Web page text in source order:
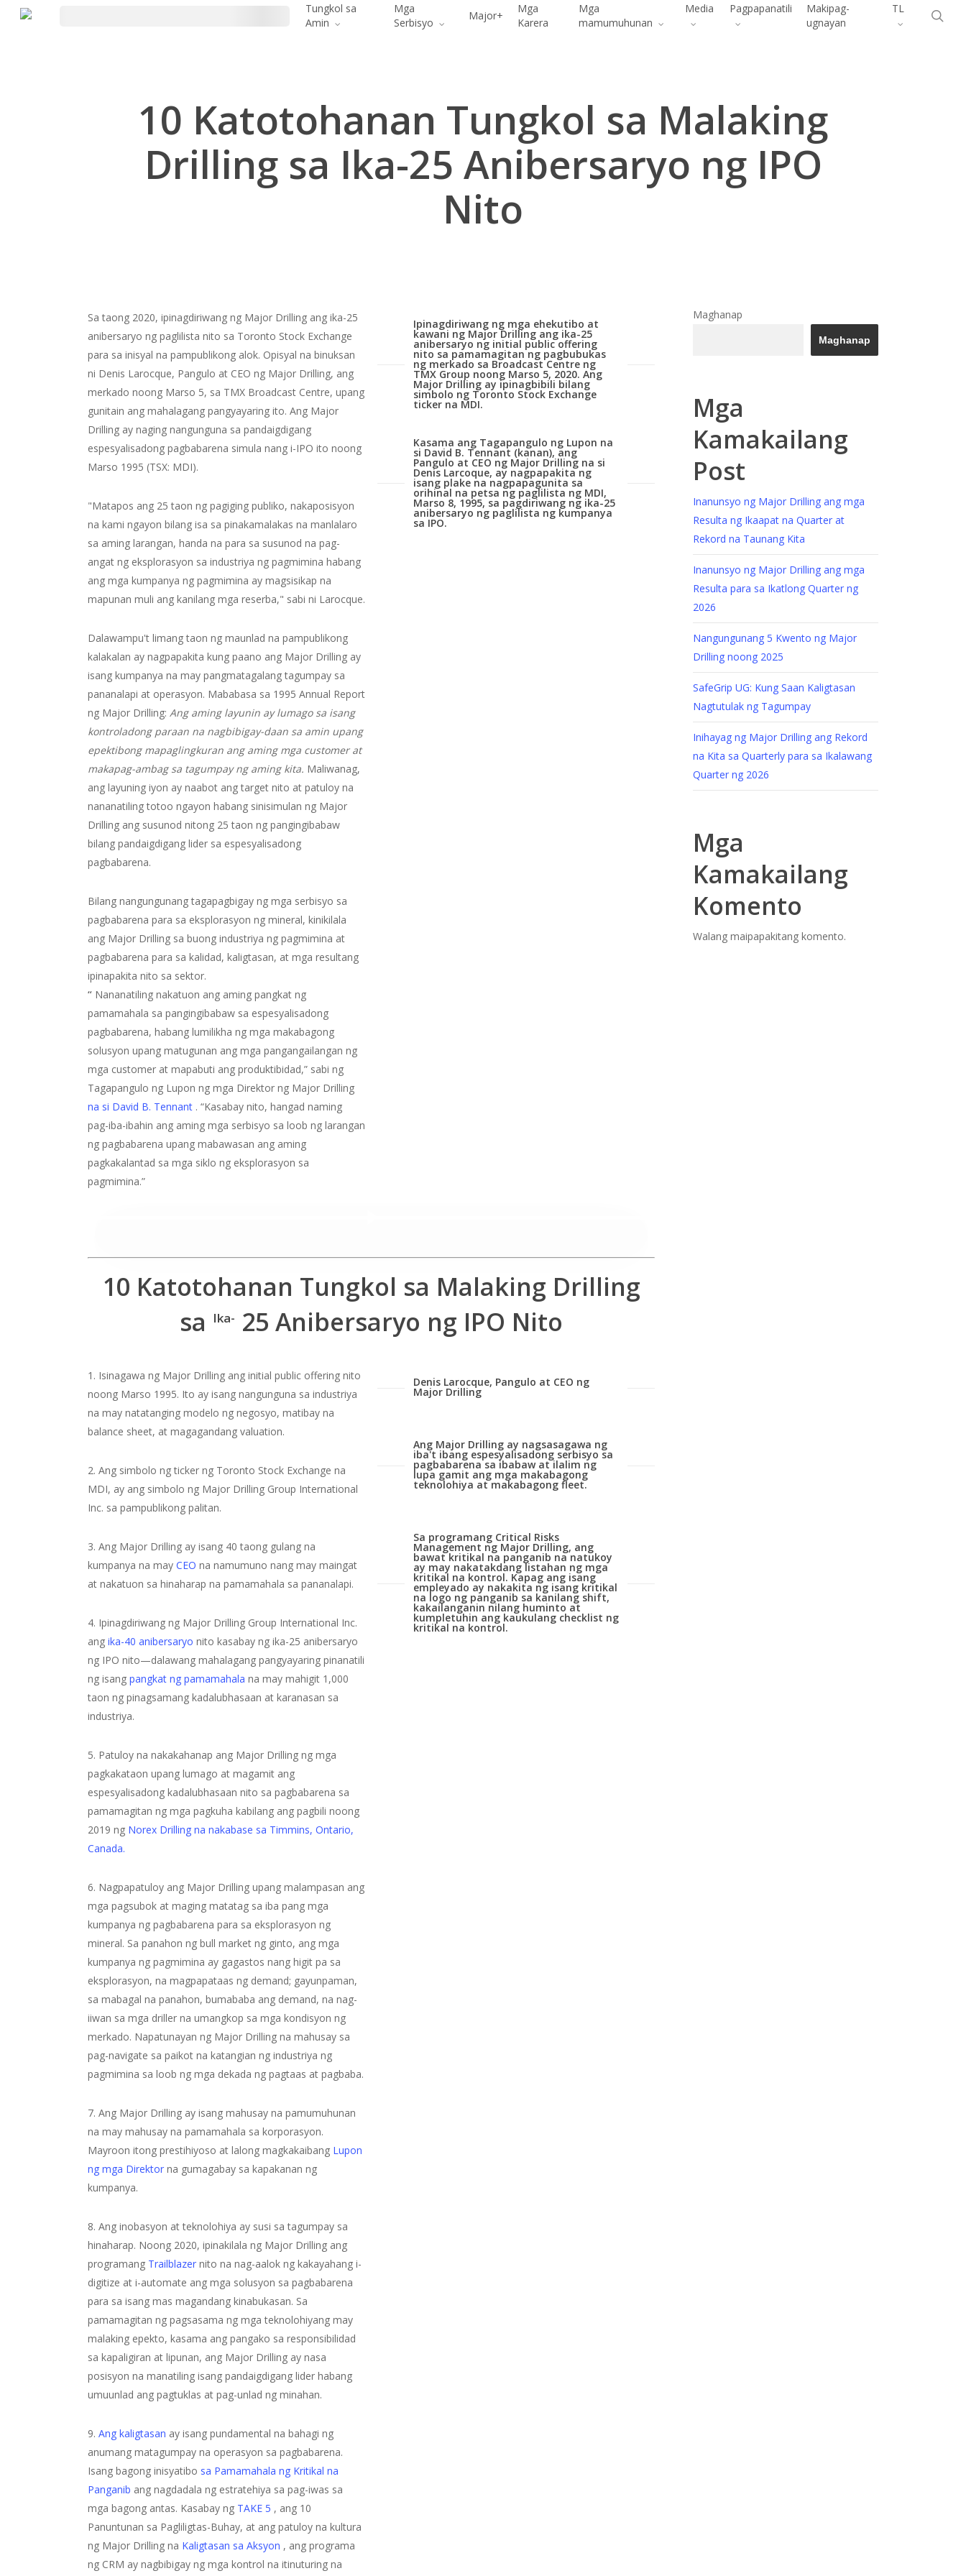
Laktawan
Tungkol sa
Amin
Mga
Serbisyo
Major+
Mga
Karera
Mga
mamumuhunan
Media Pagpapanatili
Makipag-
ugnayan
TL
10 Katotohanan Tungkol sa Malaking
Drilling sa Ika-25 Anibersaryo ng IPO
Nito
Sa taong 2020, ipinagdiriwang ng Major Drilling ang ika-25
anibersaryo ng paglilista nito sa Toronto Stock Exchange
para sa inisyal na pampublikong alok. Opisyal na binuksan
ni Denis Larocque, Pangulo at CEO ng Major Drilling, ang
merkado noong Marso 5, sa TMX Broadcast Centre, upang
gunitain ang mahalagang pangyayaring ito. Ang Major
Drilling ay naging nangunguna sa pandaigdigang
espesyalisadong pagbabarena simula nang i-IPO ito noong
Marso 1995 (TSX: MDI).
"Matapos ang 25 taon ng pagiging publiko, nakaposisyon
na kami ngayon bilang isa sa pinakamalakas na manlalaro
sa aming larangan, handa na para sa susunod na pag-
angat ng eksplorasyon sa industriya ng pagmimina habang
ang mga kumpanya ng pagmimina ay magsisikap na
mapunan muli ang kanilang mga reserba," sabi ni Larocque.
Dalawampu't limang taon ng maunlad na pampublikong
kalakalan ay nagpapakita kung paano ang Major Drilling ay
isang kumpanya na may pangmatagalang tagumpay sa
pananalapi at operasyon. Mababasa sa 1995 Annual Report
ng Major Drilling: Ang aming layunin ay lumago sa isang
kontroladong paraan na nagbibigay-daan sa amin upang
epektibong mapaglingkuran ang aming mga customer at
makapag-ambag sa tagumpay ng aming kita. Maliwanag,
ang layuning iyon ay naabot ang target nito at patuloy na
nananatiling totoo ngayon habang sinisimulan ng Major
Drilling ang susunod nitong 25 taon ng pangingibabaw
bilang pandaigdigang lider sa espesyalisadong
pagbabarena.
Bilang nangungunang tagapagbigay ng mga serbisyo sa
pagbabarena para sa eksplorasyon ng mineral, kinikilala
ang Major Drilling sa buong industriya ng pagmimina at
pagbabarena para sa kalidad, kaligtasan, at mga resultang
ipinapakita nito sa sektor.
“ Nananatiling nakatuon ang aming pangkat ng
pamamahala sa pangingibabaw sa espesyalisadong
pagbabarena, habang lumilikha ng mga makabagong
solusyon upang matugunan ang mga pangangailangan ng
mga customer at mapabuti ang produktibidad,” sabi ng
Tagapangulo ng Lupon ng mga Direktor ng Major Drilling
na si David B. Tennant . “Kasabay nito, hangad naming
pag-iba-ibahin ang aming mga serbisyo sa loob ng larangan
ng pagbabarena upang mabawasan ang aming
pagkakalantad sa mga siklo ng eksplorasyon sa
pagmimina.”
Ipinagdiriwang ng mga ehekutibo at
kawani ng Major Drilling ang ika-25
anibersaryo ng initial public offering
nito sa pamamagitan ng pagbubukas
ng merkado sa Broadcast Centre ng
TMX Group noong Marso 5, 2020. Ang
Major Drilling ay ipinagbibili bilang
simbolo ng Toronto Stock Exchange
ticker na MDI.
Kasama ang Tagapangulo ng Lupon na
si David B. Tennant (kanan), ang
Pangulo at CEO ng Major Drilling na si
Denis Larcoque, ay nagpapakita ng
isang plake na nagpapagunita sa
orihinal na petsa ng paglilista ng MDI,
Marso 8, 1995, sa pagdiriwang ng ika-25
anibersaryo ng paglilista ng kumpanya
sa IPO.
10 Katotohanan Tungkol sa Malaking Drilling
sa
Ika- 25 Anibersaryo ng IPO Nito
1. Isinagawa ng Major Drilling ang initial public offering nito
noong Marso 1995. Ito ay isang nangunguna sa industriya
na may natatanging modelo ng negosyo, matibay na
balance sheet, at magagandang valuation.
2. Ang simbolo ng ticker ng Toronto Stock Exchange na
MDI, ay ang simbolo ng Major Drilling Group International
Inc. sa pampublikong palitan.
3. Ang Major Drilling ay isang 40 taong gulang na
kumpanya na mayCEO na namumuno nang may maingat
at nakatuon sa hinaharap na pamamahala sa pananalapi.
4. Ipinagdiriwang ng Major Drilling Group International Inc.
angika-40 anibersaryo nito kasabay ng ika-25 anibersaryo
ng IPO nito—dalawang mahalagang pangyayaring pinanatili
ng isangpangkat ng pamamahala na may mahigit 1,000
taon ng pinagsamang kadalubhasaan at karanasan sa
industriya.
5. Patuloy na nakakahanap ang Major Drilling ng mga
pagkakataon upang lumago at magamit ang
espesyalisadong kadalubhasaan nito sa pagbabarena sa
pamamagitan ng mga pagkuha kabilang ang pagbili noong
2019 ng Norex Drilling na nakabase sa Timmins, Ontario,
Canada.
6. Nagpapatuloy ang Major Drilling upang malampasan ang
mga pagsubok at maging matatag sa iba pang mga
kumpanya ng pagbabarena para sa eksplorasyon ng
mineral. Sa panahon ng bull market ng ginto, ang mga
kumpanya ng pagmimina ay gagastos nang higit pa sa
eksplorasyon, na magpapataas ng demand; gayunpaman,
sa mabagal na panahon, bumababa ang demand, na nag-
iiwan sa mga driller na umangkop sa mga kondisyon ng
merkado. Napatunayan ng Major Drilling na mahusay sa
pag-navigate sa paikot na katangian ng industriya ng
pagmimina sa loob ng mga dekada ng pagtaas at pagbaba.
7. Ang Major Drilling ay isang mahusay na pamumuhunan
na may mahusay na pamamahala sa korporasyon.
Mayroon itong prestihiyoso at lalong magkakaibang Lupon
ng mga Direktor na gumagabay sa kapakanan ng
kumpanya.
8. Ang inobasyon at teknolohiya ay susi sa tagumpay sa
hinaharap. Noong 2020, ipinakilala ng Major Drilling ang
programang Trailblazer nito na nag-aalok ng kakayahang i-
digitize at i-automate ang mga solusyon sa pagbabarena
para sa isang mas magandang kinabukasan. Sa
pamamagitan ng pagsasama ng mga teknolohiyang may
malaking epekto, kasama ang pangako sa responsibilidad
sa kapaligiran at lipunan, ang Major Drilling ay nasa
posisyon na manatiling isang pandaigdigang lider habang
umuunlad ang pagtuklas at pag-unlad ng minahan.
9.Ang kaligtasan ay isang pundamental na bahagi ng
anumang matagumpay na operasyon sa pagbabarena.
Isang bagong inisyatibo sa Pamamahala ng Kritikal na
Panganib ang nagdadala ng estratehiya sa pag-iwas sa
mga bagong antas. Kasabay ng TAKE 5 , ang 10
Panuntunan sa Pagliligtas-Buhay, at ang patuloy na kultura
ng Major Drilling na Kaligtasan sa Aksyon , ang programa
ng CRM ay nagbibigay ng mga kontrol na itinuturing na
Denis Larocque, Pangulo at CEO ng
Major Drilling
Ang Major Drilling ay nagsasagawa ng
iba't ibang espesyalisadong serbisyo sa
pagbabarena sa ibabaw at ilalim ng
lupa gamit ang mga makabagong
teknolohiya at makabagong fleet.
Sa programang Critical Risks
Management ng Major Drilling, ang
bawat kritikal na panganib na natukoy
ay may nakatakdang listahan ng mga
kritikal na kontrol. Kapag ang isang
empleyado ay nakakita ng isang kritikal
na logo ng panganib sa kanilang shift,
kakailanganin nilang huminto at
kumpletuhin ang kaukulang checklist ng
kritikal na kontrol.
Maghanap
Maghanap
Mga
Kamakailang
Post
Inanunsyo ng Major Drilling ang mga
Resulta ng Ikaapat na Quarter at
Rekord na Taunang Kita
Inanunsyo ng Major Drilling ang mga
Resulta para sa Ikatlong Quarter ng
2026
Nangungunang 5 Kwento ng Major
Drilling noong 2025
SafeGrip UG: Kung Saan Kaligtasan
Nagtutulak ng Tagumpay
Inihayag ng Major Drilling ang Rekord
na Kita sa Quarterly para sa Ikalawang
Quarter ng 2026
Mga
Kamakailang
Komento
Walang maipapakitang komento.
Menu